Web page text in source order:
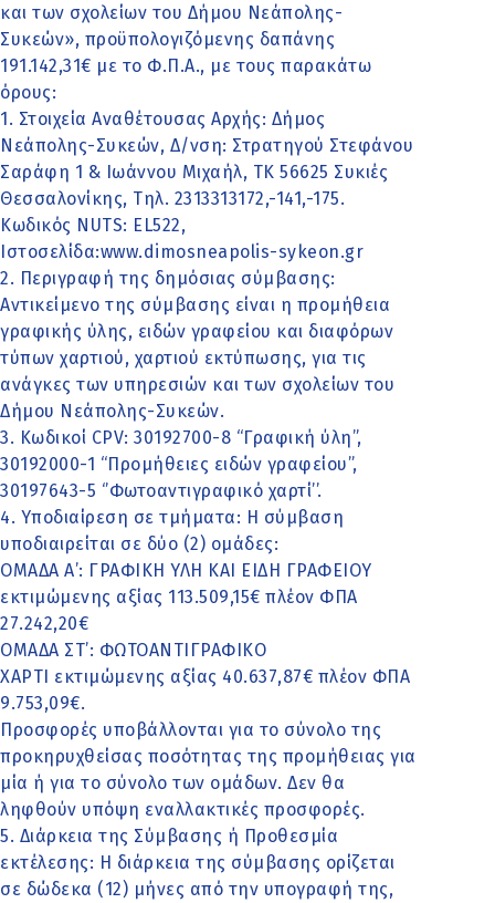
και των σχολείων του Δήμου Νεάπολης-
Συκεών», προϋπολογιζόμενης δαπάνης
191.142,31€ με το Φ.Π.Α., με τους παρακάτω
όρους:
1. Στοιχεία Αναθέτουσας Αρχής: Δήμος
Νεάπολης-Συκεών, Δ/νση: Στρατηγού Στεφάνου
Σαράφη 1 & Ιωάννου Μιχαήλ, ΤΚ 56625 Συκιές
Θεσσαλονίκης, Τηλ. 2313313172,-141,-175.
Κωδικός ΝUTS: EL522,
Ιστοσελίδα:www.dimosneapolis-sykeon.gr
2. Περιγραφή της δημόσιας σύμβασης:
Αντικείμενο της σύμβασης είναι η προμήθεια
γραφικής ύλης, ειδών γραφείου και διαφόρων
τύπων χαρτιού, χαρτιού εκτύπωσης, για τις
ανάγκες των υπηρεσιών και των σχολείων του
Δήμου Νεάπολης-Συκεών.
3. Κωδικοί CPV: 30192700-8 “Γραφική ύλη”,
30192000-1 “Προμήθειες ειδών γραφείου”,
30197643-5 ‘’Φωτοαντιγραφικό χαρτί’’.
4. Υποδιαίρεση σε τμήματα: Η σύμβαση
υποδιαιρείται σε δύο (2) ομάδες:
ΟΜΑΔΑ Α’: ΓΡΑΦΙΚΗ ΥΛΗ ΚΑΙ ΕΙΔΗ ΓΡΑΦΕΙΟΥ
εκτιμώμενης αξίας 113.509,15€ πλέον ΦΠΑ
27.242,20€
ΟΜΑΔΑ ΣΤ’: ΦΩΤΟΑΝΤΙΓΡΑΦΙΚΟ
ΧΑΡΤΙ εκτιμώμενης αξίας 40.637,87€ πλέον ΦΠΑ
9.753,09€.
Προσφορές υποβάλλονται για το σύνολο της
προκηρυχθείσας ποσότητας της προμήθειας για
μία ή για το σύνολο των ομάδων. Δεν θα
ληφθούν υπόψη εναλλακτικές προσφορές.
5. Διάρκεια της Σύμβασης ή Προθεσμία
εκτέλεσης: Η διάρκεια της σύμβασης ορίζεται
σε δώδεκα (12) μήνες από την υπογραφή της,